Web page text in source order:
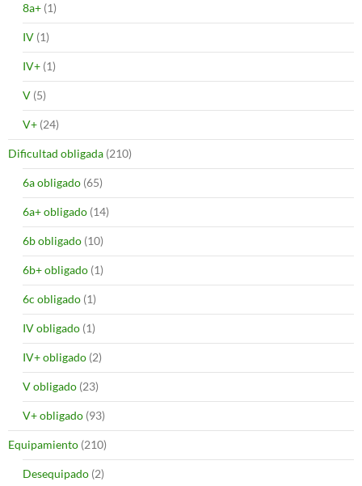
8a+ (1)
IV (1)
IV+ (1)
V (5)
V+ (24)
Dificultad obligada (210)
6a obligado (65)
6a+ obligado (14)
6b obligado (10)
6b+ obligado (1)
6c obligado (1)
IV obligado (1)
IV+ obligado (2)
V obligado (23)
V+ obligado (93)
Equipamiento (210)
Desequipado (2)